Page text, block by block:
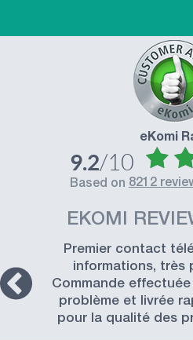
eKomi
9.2/10
based on 8212
EKOMI
Premier contact
informations, très
Commande
problème et livrée
pour la qualité des